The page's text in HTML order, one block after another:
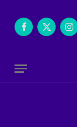
Facebook
X